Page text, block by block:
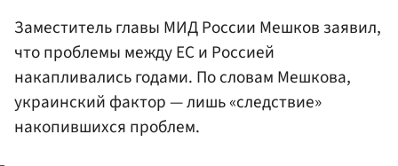
Заместитель главы МИД России Мешков заявил,
что проблемы между ЕС и Россией
накапливались годами. По словам Мешкова,
украинский фактор — лишь «следствие»
накопившихся проблем.